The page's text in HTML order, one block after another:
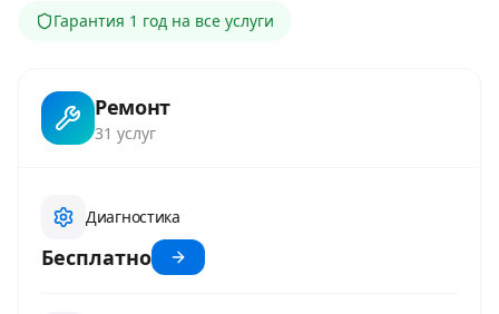
Гарантия 1 год на все услуги
Ремонт
31 услуг
Диагностика
Бесплатно